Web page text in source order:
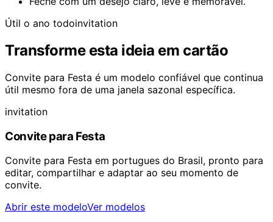
Útil o ano todoinvitation
Transforme esta ideia em cartão
Convite para Festa é um modelo confiável que continua
útil mesmo fora de uma janela sazonal específica.
invitation
Convite para Festa
Convite para Festa em portugues do Brasil, pronto para
editar, compartilhar e adaptar ao seu momento de
convite.
Abrir este modeloVer modelos